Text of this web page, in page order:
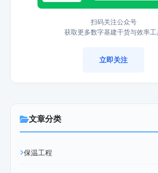
扫码关注公众号
获取更多数字基建干货与效率工
立即关注
文章分类
保温工程